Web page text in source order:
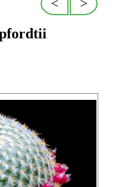
>
<